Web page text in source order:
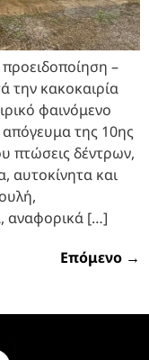
–
την κακοκαιρία
φαινόμενο
της 10ης
πτώσεις δέντρων,
αυτοκίνητα και
αναφορικά […]
Επόμενο →